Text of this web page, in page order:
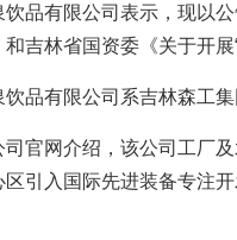
品有限公司表示，现以
吉林省国资委《关于开
品有限公司系吉林森工
官网介绍，该公司工厂
引入国际先进装备专注